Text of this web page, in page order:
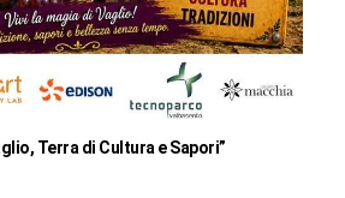
Terra di Cultura e Sapori”